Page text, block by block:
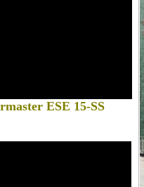
ESE 15-SS